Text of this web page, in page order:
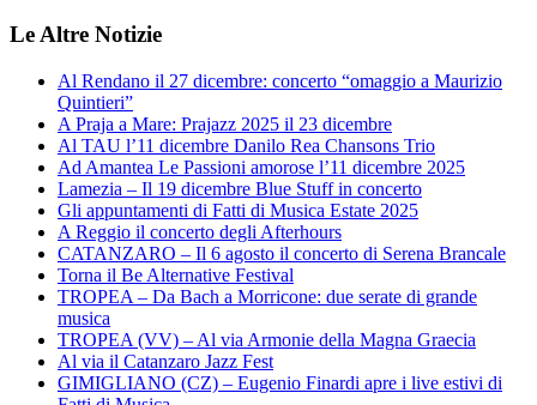
Le Altre Notizie
Al Rendano il 27 dicembre: concerto “omaggio a Maurizio
Quintieri”
A Praja a Mare: Prajazz 2025 il 23 dicembre
Al TAU l’11 dicembre Danilo Rea Chansons Trio
Ad Amantea Le Passioni amorose l’11 dicembre 2025
Lamezia – Il 19 dicembre Blue Stuff in concerto
Gli appuntamenti di Fatti di Musica Estate 2025
A Reggio il concerto degli Afterhours
CATANZARO – Il 6 agosto il concerto di Serena Brancale
Torna il Be Alternative Festival
TROPEA – Da Bach a Morricone: due serate di grande
musica
TROPEA (VV) – Al via Armonie della Magna Graecia
Al via il Catanzaro Jazz Fest
GIMIGLIANO (CZ) – Eugenio Finardi apre i live estivi di